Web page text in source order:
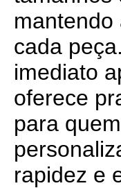
mantendo
cada
imediato
oferece
para
rapidez e